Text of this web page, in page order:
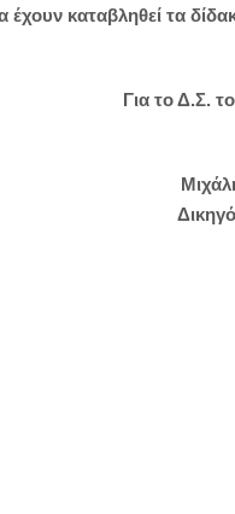
έχουν καταβληθεί τα
Για το Δ.Σ.